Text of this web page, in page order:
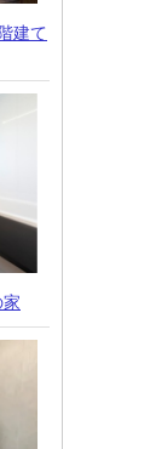
建て